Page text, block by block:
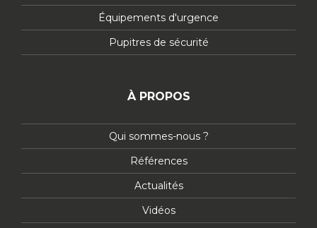
Équipements d'urgence
Pupitres de sécurité
À PROPOS
Qui sommes-nous ?
Références
Actualités
Vidéos